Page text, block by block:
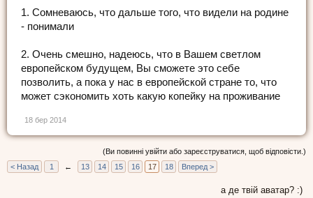
1. Сомневаюсь, что дальше того, что видели на родине
- понимали
2. Очень смешно, надеюсь, что в Вашем светлом
европейском будущем, Вы сможете это себе
позволить, а пока у нас в европейской стране то, что
может сэкономить хоть какую копейку на проживание
18 бер 2014
(Ви повинні увійти або зареєструватися, щоб відповісти.)
< Назад
1 ← 13 14 15 16 17 18 Вперед >
а де твій аватар? :)